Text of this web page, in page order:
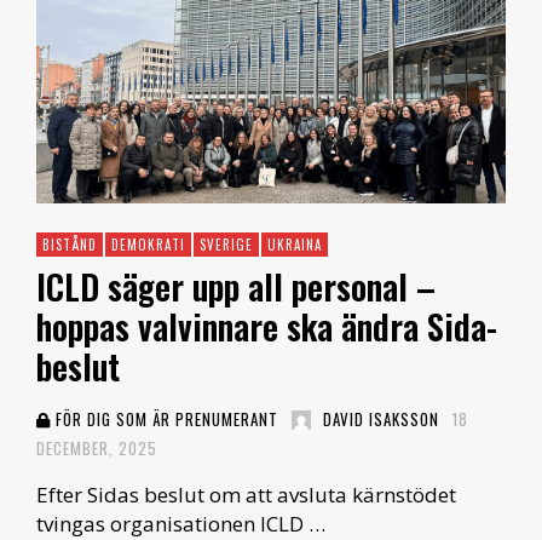
BISTÅND DEMOKRATI SVERIGE UKRAINA
ICLD säger upp all personal –
hoppas valvinnare ska ändra Sida-
beslut
FÖR DIG SOM ÄR PRENUMERANT DAVID ISAKSSON 18
DECEMBER, 2025
Efter Sidas beslut om att avsluta kärnstödet
tvingas organisationen ICLD …